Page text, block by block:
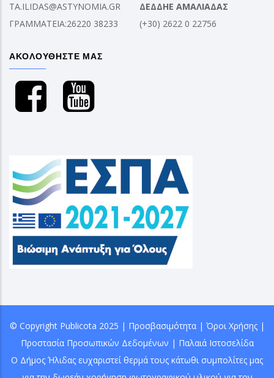
TA.ILIDAS@ASTYNOMIA.GR
ΓΡΑΜΜΑΤΕΙΑ:26220 38233
ΔΕΔΔΗΕ ΑΜΑΛΙΑΔΑΣ
(+30) 2622 0 22756
ΑΚΟΛΟΥΘΗΣΤΕ ΜΑΣ
© Copyright Publicota 2025 | Προσβασιμότητα| Όροι Χρήσης|
Προστασία Προσωπικών Δεδομένων | Παλαιά Ιστοσελίδα
Ο Δήμος Ήλιδας ευχαριστεί θερμά τους κάτωθι συμπολίτες μας